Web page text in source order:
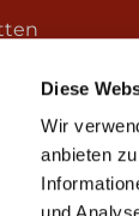
Diese
Wir
anbieten